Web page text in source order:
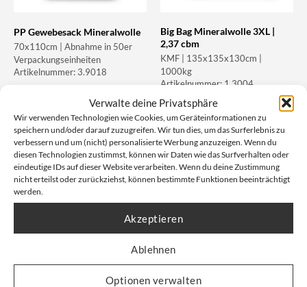
Verwalte deine Privatsphäre
Wir verwenden Technologien wie Cookies, um Geräteinformationen zu
speichern und/oder darauf zuzugreifen. Wir tun dies, um das Surferlebnis zu
verbessern und um (nicht) personalisierte Werbung anzuzeigen. Wenn du
diesen Technologien zustimmst, können wir Daten wie das Surfverhalten oder
eindeutige IDs auf dieser Website verarbeiten. Wenn du deine Zustimmung
nicht erteilst oder zurückziehst, können bestimmte Funktionen beeinträchtigt
werden.
Akzeptieren
Ablehnen
Optionen verwalten
PP Gewebesack Mineralwolle
70x110cm | Abnahme in 50er
Verpackungseinheiten
Artikelnummer: 3.9018
Unser Nettopreis: Ab0,47€
Bruttopreis, inkl. Mwst: 0,82€
Big Bag Mineralwolle 3XL |
2,37 cbm
KMF | 135x135x130cm |
1000kg
Artikelnummer: 1.3004
Unser Nettopreis: Ab7,57
Bruttopreis, inkl. Mwst:15,21